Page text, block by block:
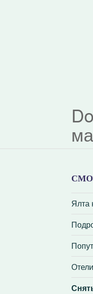
Ялта